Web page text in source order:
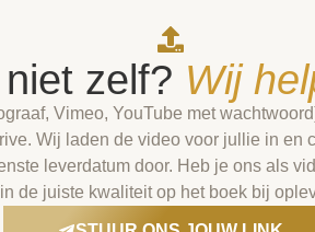
zelf? Wij
Vimeo, YouTube met
Wij laden de video voor jullie in
leverdatum door. Heb je ons als
de juiste kwaliteit op het boek bij